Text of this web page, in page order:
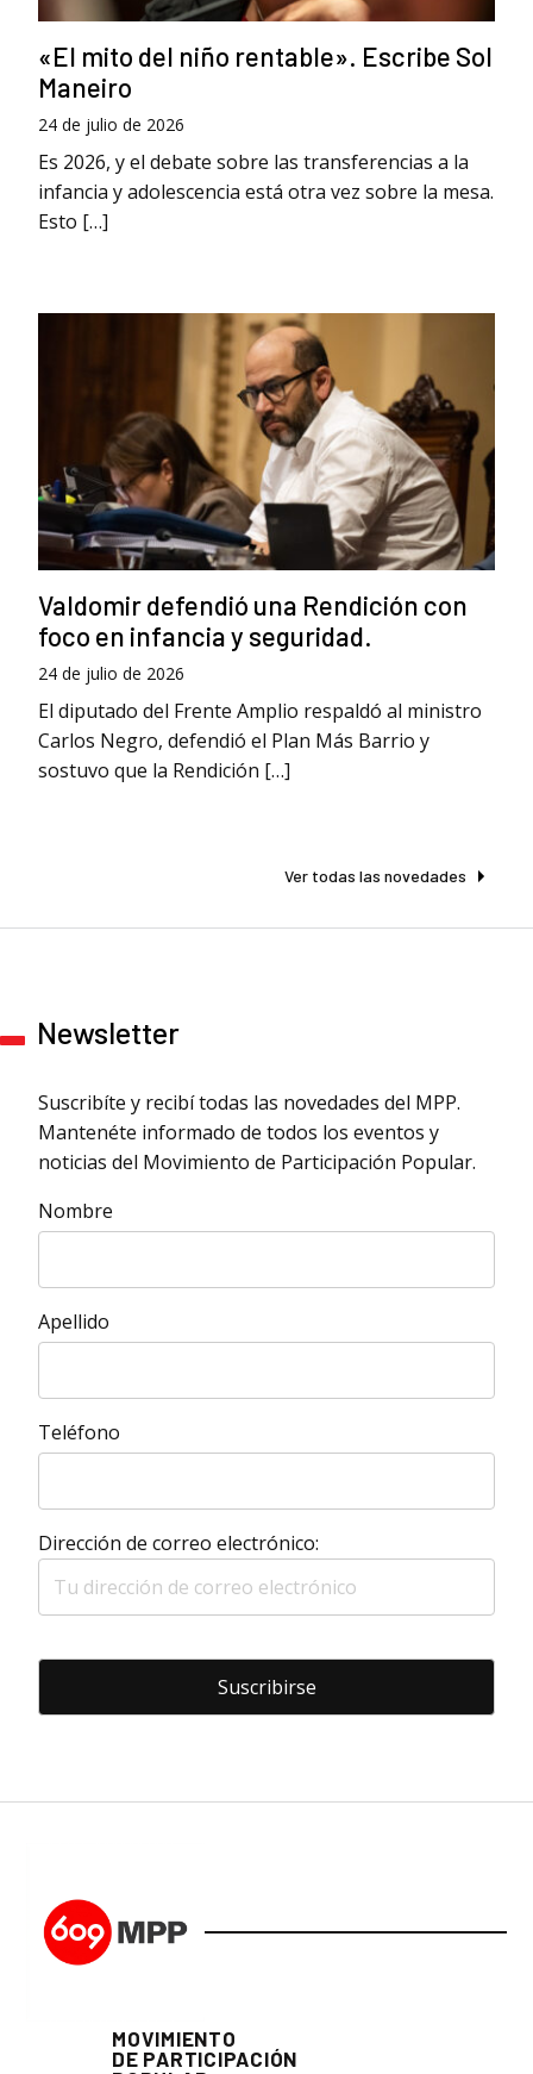
«El mito del niño rentable». Escribe Sol
Maneiro
24 de julio de 2026
Es 2026, y el debate sobre las transferencias a la
infancia y adolescencia está otra vez sobre la mesa.
Esto […]
Valdomir defendió una Rendición con
foco en infancia y seguridad.
24 de julio de 2026
El diputado del Frente Amplio respaldó al ministro
Carlos Negro, defendió el Plan Más Barrio y
sostuvo que la Rendición […]
Ver todas las novedades
Newsletter
Suscribíte y recibí todas las novedades del MPP.
Mantenéte informado de todos los eventos y
noticias del Movimiento de Participación Popular.
Nombre
Apellido
Teléfono
Dirección de correo electrónico:
MOVIMIENTO
DE PARTICIPACIÓN